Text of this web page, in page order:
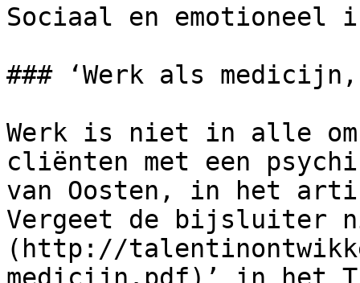
Sociaal en emotioneel
### ‘Werk als
Werk is niet in alle
cliënten met een
van Oosten, in het
Vergeet de bijsluiter
(http://